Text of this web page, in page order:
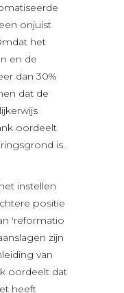
onjuist
het
en de
dan 30%
dat de
oordeelt
is.
instellen
positie
'reformatio
zijn
van
oordeelt dat
heeft